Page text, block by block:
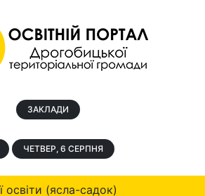
ЗАКЛАДИ
ЧЕТВЕР, 6 СЕРПНЯ
освіти (ясла-садок)